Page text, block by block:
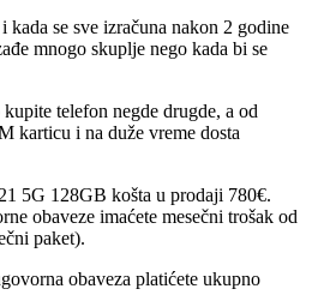
kada se sve izračuna nakon 2 godine
mnogo skuplje nego kada bi se
telefon negde drugde, a od
karticu i na duže vreme dosta
5G 128GB košta u prodaji 780€.
obaveze imaćete mesečni trošak od
paket).
obaveza platićete ukupno